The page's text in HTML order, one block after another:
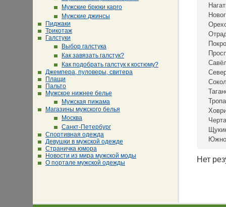
Мужские брюки карго
Мужские джинсы
Пиджаки
Трикотаж
Галстуки
Выбор галстука
Как завязать галстук?
Как подобрать галстук к костюму?
Джемпера, пуловеры, свитера
Плащи
Пальто
Мужское нижнее белье
Мужская пижама
Магазины мужского белья
Москва
Санкт-Петербург
Спортивная одежда
Девушки в мужской одежде
Страничка юмора
Новости из мира мужской моды
О портале мужской одежды
Нет